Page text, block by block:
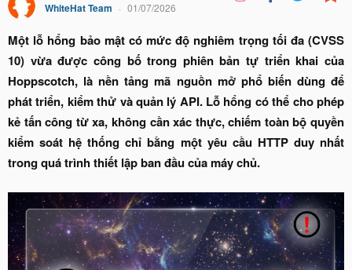
WhiteHat Team 01/07/2026
Một lỗ hổng bảo mật có mức độ nghiêm trọng tối đa (CVSS
10) vừa được công bố trong phiên bản tự triển khai của
Hoppscotch, là nền tảng mã nguồn mở phổ biến dùng để
phát triển, kiểm thử và quản lý API. Lỗ hổng có thể cho phép
kẻ tấn công từ xa, không cần xác thực, chiếm toàn bộ quyền
kiểm soát hệ thống chỉ bằng một yêu cầu HTTP duy nhất
trong quá trình thiết lập ban đầu của máy chủ.